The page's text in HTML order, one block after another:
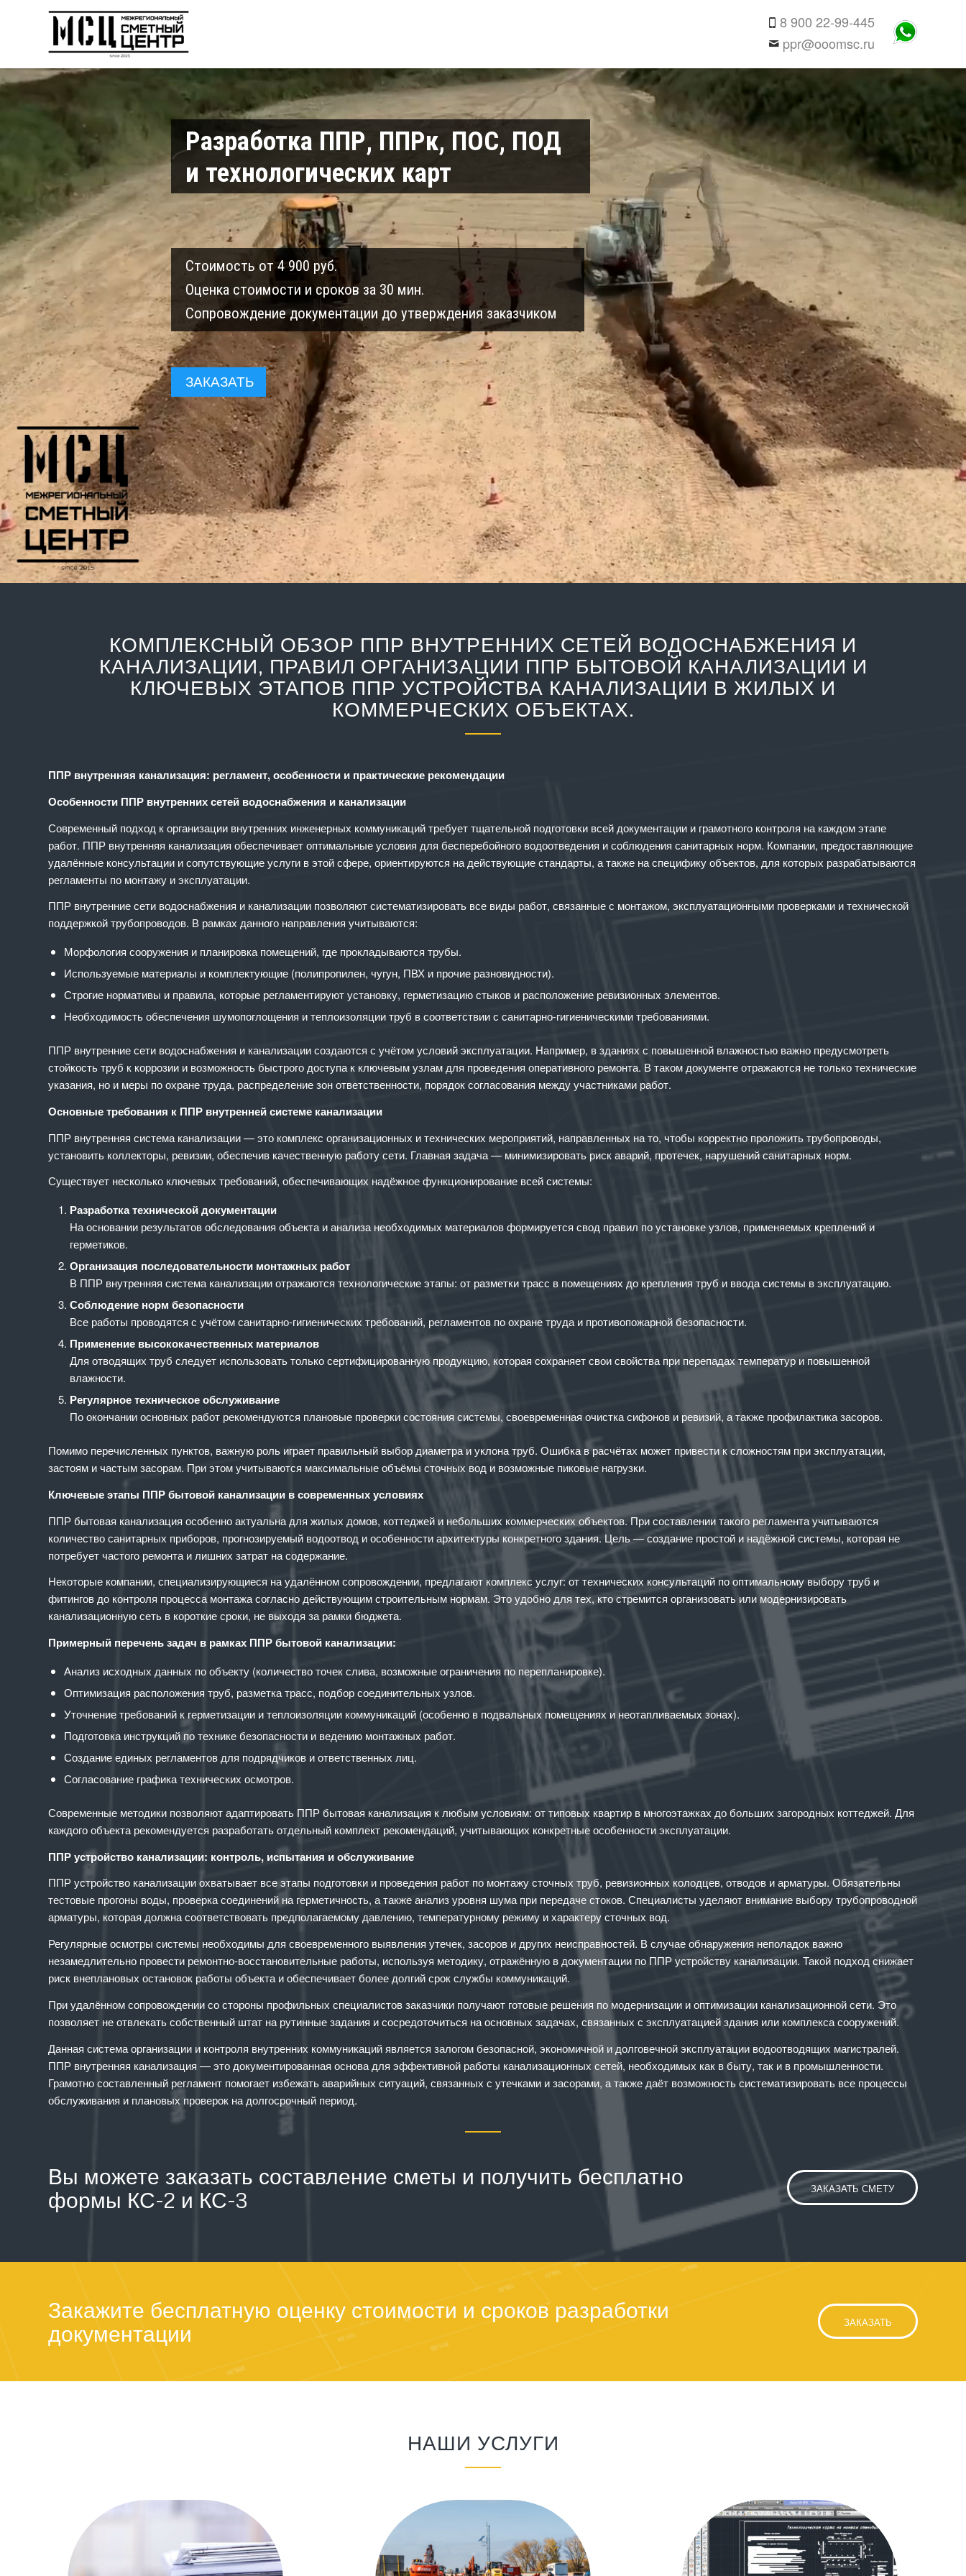
8 900 22-99-445
ppr@ooomsc.ru
Cтоимость от 4 900 руб.
Оценка стоимости и сроков за 30 мин.
Cопровождение документации до утверждения заказчиком
Разработка ППР, ППРк, ПОС, ПОД
и технологических карт
ЗАКАЗАТЬ
КОМПЛЕКСНЫЙ ОБЗОР ППР ВНУТРЕННИХ СЕТЕЙ ВОДОСНАБЖЕНИЯ И
КАНАЛИЗАЦИИ, ПРАВИЛ ОРГАНИЗАЦИИ ППР БЫТОВОЙ КАНАЛИЗАЦИИ И
КЛЮЧЕВЫХ ЭТАПОВ ППР УСТРОЙСТВА КАНАЛИЗАЦИИ В ЖИЛЫХ И
КОММЕРЧЕСКИХ ОБЪЕКТАХ.
ППР внутренняя канализация: регламент, особенности и практические рекомендации
Особенности ППР внутренних сетей водоснабжения и канализации
Современный подход к организации внутренних инженерных коммуникаций требует тщательной подготовки всей документации и грамотного контроля на каждом этапе
работ. ППР внутренняя канализация обеспечивает оптимальные условия для бесперебойного водоотведения и соблюдения санитарных норм. Компании, предоставляющие
удалённые консультации и сопутствующие услуги в этой сфере, ориентируются на действующие стандарты, а также на специфику объектов, для которых разрабатываются
регламенты по монтажу и эксплуатации.
ППР внутренние сети водоснабжения и канализации позволяют систематизировать все виды работ, связанные с монтажом, эксплуатационными проверками и технической
поддержкой трубопроводов. В рамках данного направления учитываются:
Морфология сооружения и планировка помещений, где прокладываются трубы.
Используемые материалы и комплектующие (полипропилен, чугун, ПВХ и прочие разновидности).
Строгие нормативы и правила, которые регламентируют установку, герметизацию стыков и расположение ревизионных элементов.
Необходимость обеспечения шумопоглощения и теплоизоляции труб в соответствии с санитарно-гигиеническими требованиями.
ППР внутренние сети водоснабжения и канализации создаются с учётом условий эксплуатации. Например, в зданиях с повышенной влажностью важно предусмотреть
стойкость труб к коррозии и возможность быстрого доступа к ключевым узлам для проведения оперативного ремонта. В таком документе отражаются не только технические
указания, но и меры по охране труда, распределение зон ответственности, порядок согласования между участниками работ.
Основные требования к ППР внутренней системе канализации
ППР внутренняя система канализации — это комплекс организационных и технических мероприятий, направленных на то, чтобы корректно проложить трубопроводы,
установить коллекторы, ревизии, обеспечив качественную работу сети. Главная задача — минимизировать риск аварий, протечек, нарушений санитарных норм.
Существует несколько ключевых требований, обеспечивающих надёжное функционирование всей системы:
Разработка технической документации
На основании результатов обследования объекта и анализа необходимых материалов формируется свод правил по установке узлов, применяемых креплений и
герметиков.
Организация последовательности монтажных работ
В ППР внутренняя система канализации отражаются технологические этапы: от разметки трасс в помещениях до крепления труб и ввода системы в эксплуатацию.
Соблюдение норм безопасности
Все работы проводятся с учётом санитарно-гигиенических требований, регламентов по охране труда и противопожарной безопасности.
Применение высококачественных материалов
Для отводящих труб следует использовать только сертифицированную продукцию, которая сохраняет свои свойства при перепадах температур и повышенной
влажности.
Регулярное техническое обслуживание
По окончании основных работ рекомендуются плановые проверки состояния системы, своевременная очистка сифонов и ревизий, а также профилактика засоров.
Помимо перечисленных пунктов, важную роль играет правильный выбор диаметра и уклона труб. Ошибка в расчётах может привести к сложностям при эксплуатации,
застоям и частым засорам. При этом учитываются максимальные объёмы сточных вод и возможные пиковые нагрузки.
Ключевые этапы ППР бытовой канализации в современных условиях
ППР бытовая канализация особенно актуальна для жилых домов, коттеджей и небольших коммерческих объектов. При составлении такого регламента учитываются
количество санитарных приборов, прогнозируемый водоотвод и особенности архитектуры конкретного здания. Цель — создание простой и надёжной системы, которая не
потребует частого ремонта и лишних затрат на содержание.
Некоторые компании, специализирующиеся на удалённом сопровождении, предлагают комплекс услуг: от технических консультаций по оптимальному выбору труб и
фитингов до контроля процесса монтажа согласно действующим строительным нормам. Это удобно для тех, кто стремится организовать или модернизировать
канализационную сеть в короткие сроки, не выходя за рамки бюджета.
Примерный перечень задач в рамках ППР бытовой канализации:
Анализ исходных данных по объекту (количество точек слива, возможные ограничения по перепланировке).
Оптимизация расположения труб, разметка трасс, подбор соединительных узлов.
Уточнение требований к герметизации и теплоизоляции коммуникаций (особенно в подвальных помещениях и неотапливаемых зонах).
Подготовка инструкций по технике безопасности и ведению монтажных работ.
Создание единых регламентов для подрядчиков и ответственных лиц.
Согласование графика технических осмотров.
Современные методики позволяют адаптировать ППР бытовая канализация к любым условиям: от типовых квартир в многоэтажках до больших загородных коттеджей. Для
каждого объекта рекомендуется разработать отдельный комплект рекомендаций, учитывающих конкретные особенности эксплуатации.
ППР устройство канализации: контроль, испытания и обслуживание
ППР устройство канализации охватывает все этапы подготовки и проведения работ по монтажу сточных труб, ревизионных колодцев, отводов и арматуры. Обязательны
тестовые прогоны воды, проверка соединений на герметичность, а также анализ уровня шума при передаче стоков. Специалисты уделяют внимание выбору трубопроводной
арматуры, которая должна соответствовать предполагаемому давлению, температурному режиму и характеру сточных вод.
Регулярные осмотры системы необходимы для своевременного выявления утечек, засоров и других неисправностей. В случае обнаружения неполадок важно
незамедлительно провести ремонтно-восстановительные работы, используя методику, отражённую в документации по ППР устройству канализации. Такой подход снижает
риск внеплановых остановок работы объекта и обеспечивает более долгий срок службы коммуникаций.
При удалённом сопровождении со стороны профильных специалистов заказчики получают готовые решения по модернизации и оптимизации канализационной сети. Это
позволяет не отвлекать собственный штат на рутинные задания и сосредоточиться на основных задачах, связанных с эксплуатацией здания или комплекса сооружений.
Данная система организации и контроля внутренних коммуникаций является залогом безопасной, экономичной и долговечной эксплуатации водоотводящих магистралей.
ППР внутренняя канализация — это документированная основа для эффективной работы канализационных сетей, необходимых как в быту, так и в промышленности.
Грамотно составленный регламент помогает избежать аварийных ситуаций, связанных с утечками и засорами, а также даёт возможность систематизировать все процессы
обслуживания и плановых проверок на долгосрочный период.
Вы можете заказать составление сметы и получить бесплатно
формы КС-2 и КС-3
ЗАКАЗАТЬ СМЕТУ
Закажите бесплатную оценку стоимости и сроков разработки
документации
ЗАКАЗАТЬ
НАШИ УСЛУГИ